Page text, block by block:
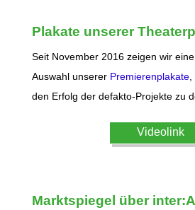
Plakate unserer
Seit November 2016 zeigen wir
Auswahl unserer Premierenplakate,
den Erfolg der defakto-Projekte zu
Videolink
Marktspiegel über